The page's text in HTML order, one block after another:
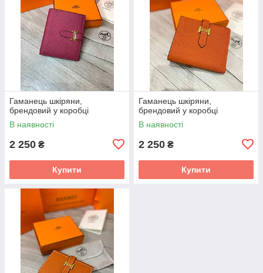
Гаманець шкіряни,
брендовий у коробці
В наявності
2 250 ₴
Купити
Гаманець шкіряни,
брендовий у коробці
В наявності
2 250 ₴
Купити